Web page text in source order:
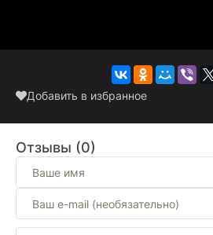
Добавить в избранное
Отзывы (0)